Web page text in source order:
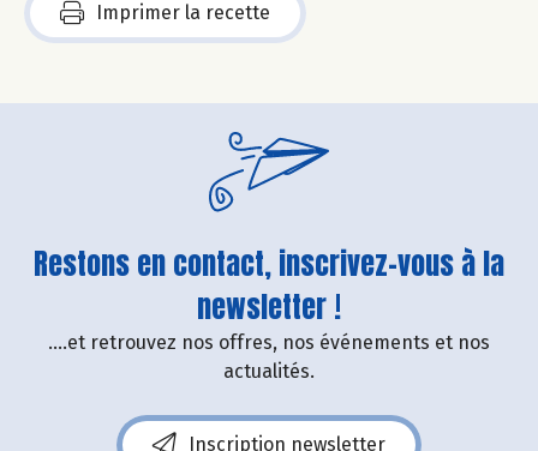
Imprimer la recette
Restons en contact, inscrivez-vous à la
newsletter !
....et retrouvez nos offres, nos événements et nos
actualités.
Inscription newsletter